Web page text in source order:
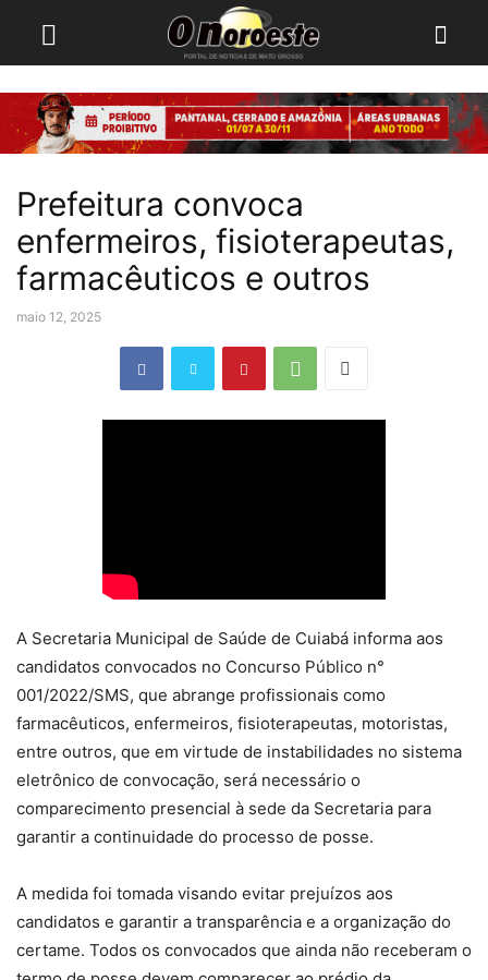
Prefeitura convoca
enfermeiros, fisioterapeutas,
farmacêuticos e outros
maio 12, 2025
A Secretaria Municipal de Saúde de Cuiabá informa aos
candidatos convocados no Concurso Público n°
001/2022/SMS, que abrange profissionais como
farmacêuticos, enfermeiros, fisioterapeutas, motoristas,
entre outros, que em virtude de instabilidades no sistema
eletrônico de convocação, será necessário o
comparecimento presencial à sede da Secretaria para
garantir a continuidade do processo de posse.
A medida foi tomada visando evitar prejuízos aos
candidatos e garantir a transparência e a organização do
certame. Todos os convocados que ainda não receberam o